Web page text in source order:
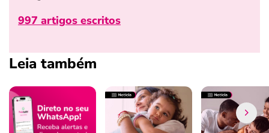
997 artigos escritos
Leia também